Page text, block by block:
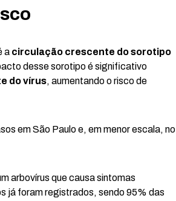
a circulação crescente do sorotipo
desse sorotipo é significativo
do vírus, aumentando o risco de
em São Paulo e, em menor escala, no
arbovírus que causa sintomas
já foram registrados, sendo 95% das